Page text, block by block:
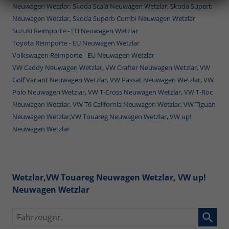
Neuwagen Wetzlar, Skoda Scala Neuwagen Wetzlar, Skoda Superb
Neuwagen Wetzlar, Skoda Superb Combi Neuwagen Wetzlar
Suzuki Reimporte - EU Neuwagen Wetzlar
Toyota Reimporte - EU Neuwagen Wetzlar
Volkswagen Reimporte - EU Neuwagen Wetzlar
VW Caddy Neuwagen Wetzlar, VW Crafter Neuwagen Wetzlar, VW
Golf Variant Neuwagen Wetzlar, VW Passat Neuwagen Wetzlar, VW
Polo Neuwagen Wetzlar, VW T-Cross Neuwagen Wetzlar, VW T-Roc
Neuwagen Wetzlar, VW T6 California Neuwagen Wetzlar, VW Tiguan
Neuwagen Wetzlar,VW Touareg Neuwagen Wetzlar, VW up!
Neuwagen Wetzlar
Wetzlar,VW Touareg Neuwagen Wetzlar, VW up!
Neuwagen Wetzlar
Fahrzeugnr.